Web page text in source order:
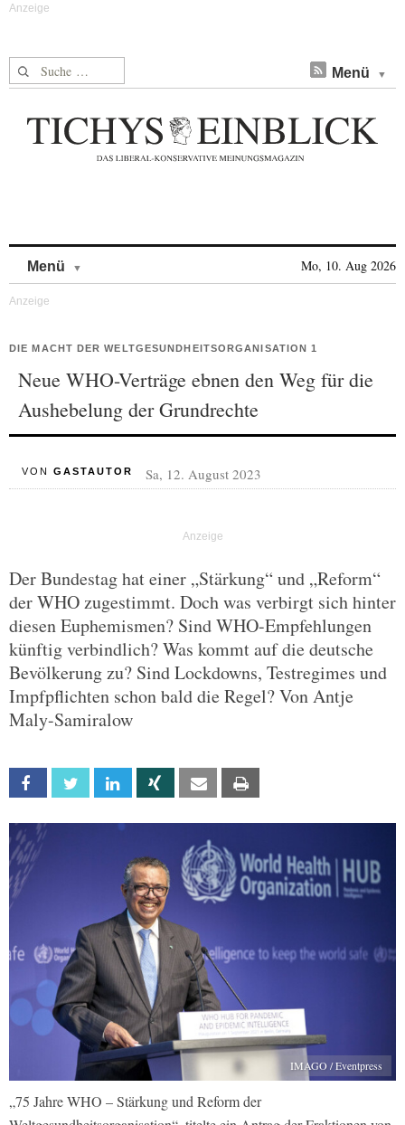
Suche nach: Menü
Menü Mo, 10. Aug 2026
DIE MACHT DER WELTGESUNDHEITSORGANISATION 1
Neue WHO-Verträge ebnen den Weg für die
Aushebelung der Grundrechte
VON GASTAUTOR Sa, 12. August 2023
Der Bundestag hat einer „Stärkung“ und „Reform“
der WHO zugestimmt. Doch was verbirgt sich hinter
diesen Euphemismen? Sind WHO-Empfehlungen
künftig verbindlich? Was kommt auf die deutsche
Bevölkerung zu? Sind Lockdowns, Testregimes und
Impfpflichten schon bald die Regel? Von Antje
Maly-Samiralow
Facebook Twitter Linkedin Xing Email
IMAGO / Eventpress
„75 Jahre WHO – Stärkung und Reform der